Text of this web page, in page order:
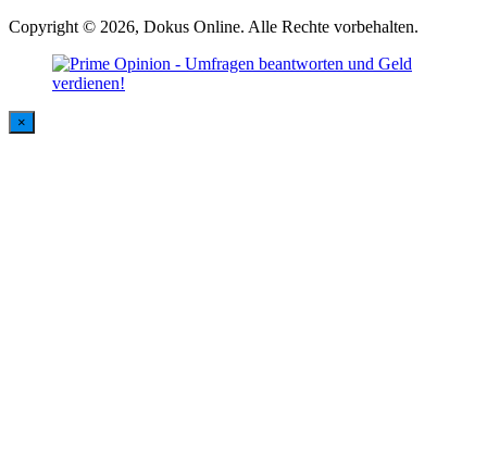
Copyright © 2026, Dokus Online. Alle Rechte vorbehalten.
×